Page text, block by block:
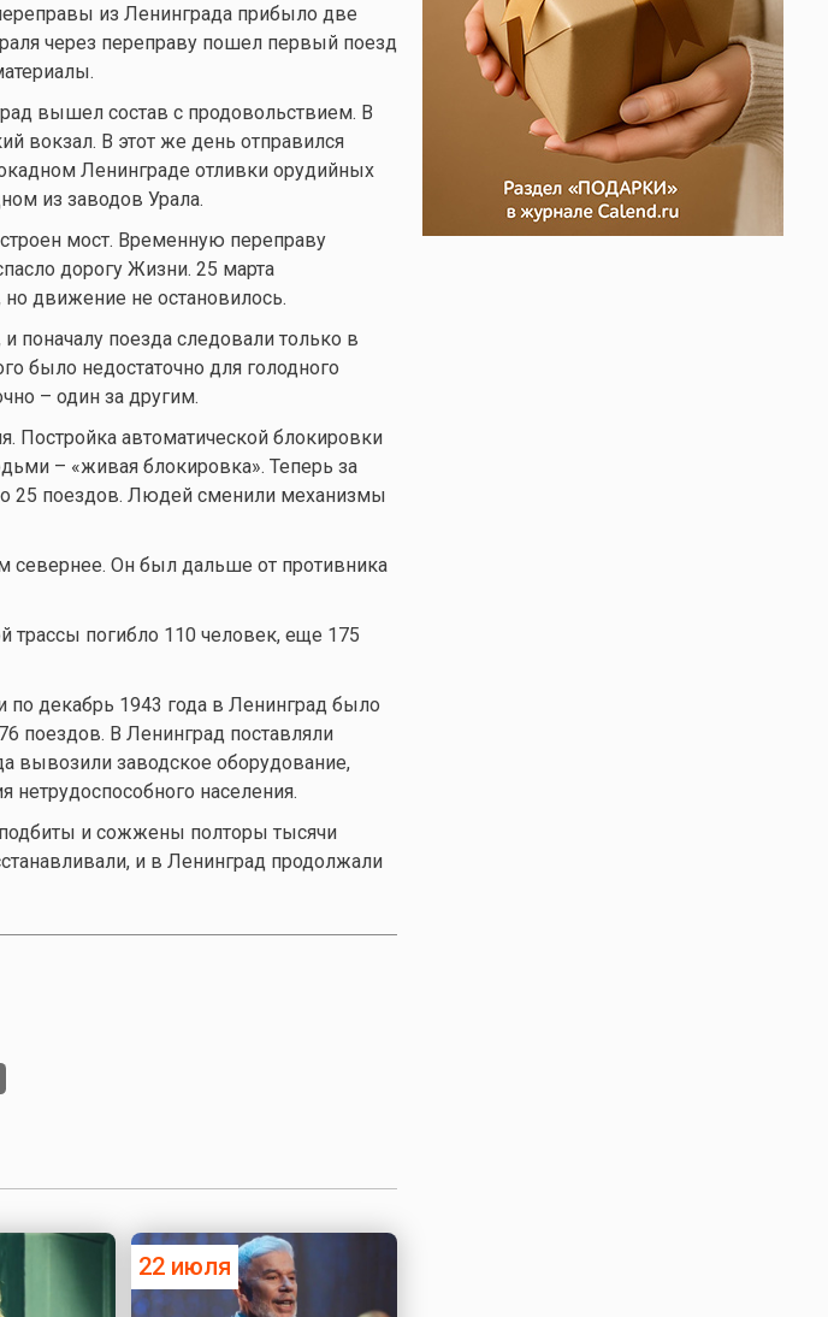
из Ленинграда прибыло две
через переправу пошел первый поезд
вышел состав с продовольствием. В
вокзал. В этот же день отправился
Ленинграде отливки орудийных
из заводов Урала.
мост. Временную переправу
дорогу Жизни. 25 марта
движение не остановилось.
поначалу поезда следовали только в
было недостаточно для голодного
– один за другим.
Постройка автоматической блокировки
– «живая блокировка». Теперь за
25 поездов. Людей сменили механизмы
севернее. Он был дальше от противника
трассы погибло 110 человек, еще 175
по декабрь 1943 года в Ленинград было
поездов. В Ленинград поставляли
вывозили заводское оборудование,
нетрудоспособного населения.
подбиты и сожжены полторы тысячи
и в Ленинград продолжали
22 июля